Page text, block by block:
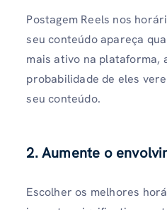
Postagem Reels nos
seu conteúdo apareça
mais ativo na plataforma,
probabilidade de eles
seu conteúdo.
2. Aumente o
Escolher os melhores